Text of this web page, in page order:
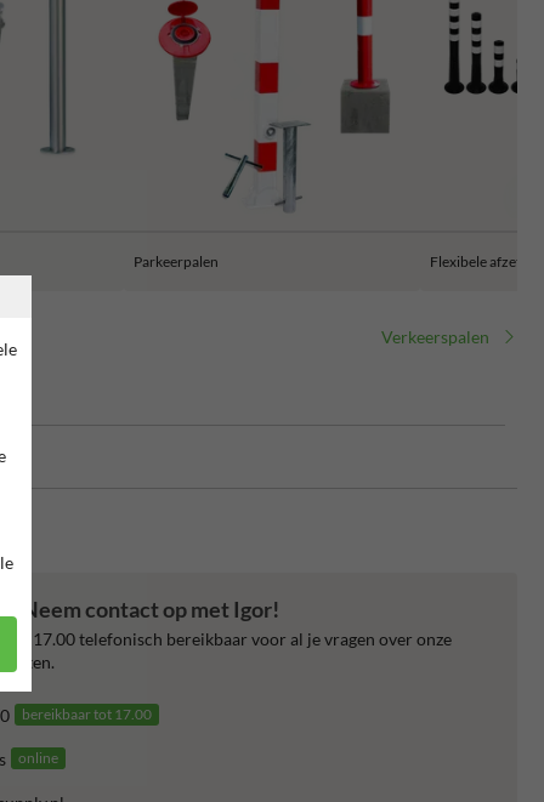
Parkeerpalen Flexibele
Verkeerspalen
Neem contact op met Igor!
tot 17.00 telefonisch bereikbaar voor al je vragen over onze
bereikbaar tot 17.00
online